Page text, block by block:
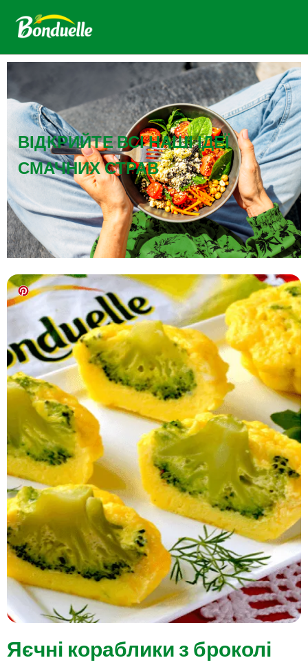
ВІДКРИЙТЕ ВСІ НАШІ ІДЕЇ
СМАЧНИХ СТРАВ
Яєчні кораблики з броколі